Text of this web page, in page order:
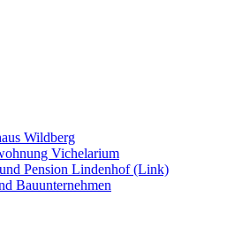
Wildberg
Vichelarium
Pension Lindenhof (Link)
Bauunternehmen